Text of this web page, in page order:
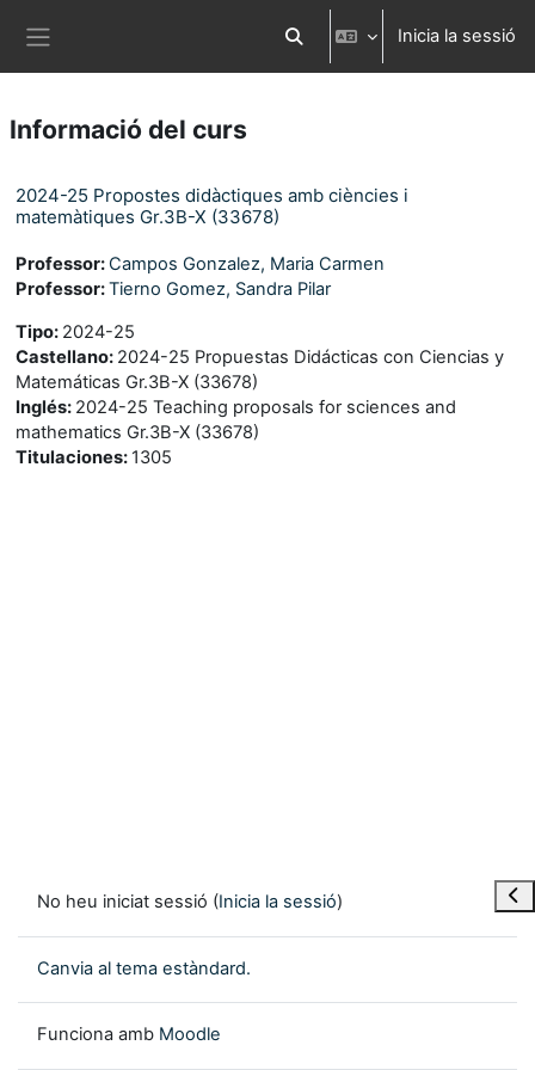
Commuta l'entrada de la cerca
Inicia la sessió
Informació del curs
2024-25 Propostes didàctiques amb ciències i
matemàtiques Gr.3B-X (33678)
Professor:Campos Gonzalez, Maria Carmen
Professor:Tierno Gomez, Sandra Pilar
Tipo: 2024-25
Castellano: 2024-25 Propuestas Didácticas con Ciencias y
Matemáticas Gr.3B-X (33678)
Inglés: 2024-25 Teaching proposals for sciences and
mathematics Gr.3B-X (33678)
Titulaciones: 1305
No heu iniciat sessió (Inicia la sessió)
Canvia al tema estàndard.
Funciona amb Moodle